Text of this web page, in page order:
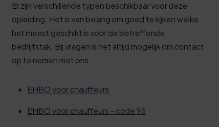
Er zijn verschillende typen beschikbaar voor deze
opleiding. Het is van belang om goed te kijken welke
het meest geschikt is voor de betreffende
bedrijfstak. Bij vragen is het altijd mogelijk om contact
op te nemen met ons.
EHBO voor chauffeurs
EHBO voor chauffeurs - code 95